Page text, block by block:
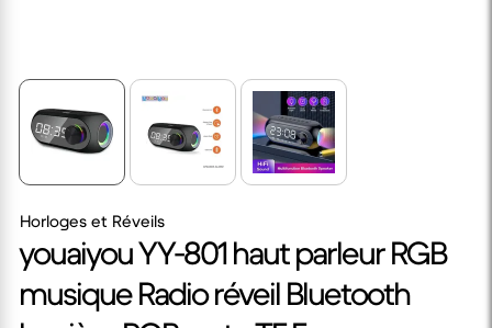
Horloges et Réveils
youaiyou YY-801 haut parleur RGB
musique Radio réveil Bluetooth